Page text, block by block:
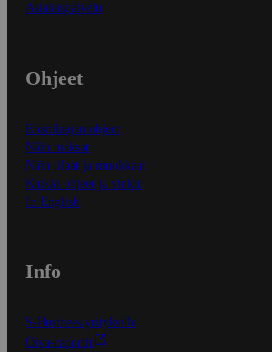
Asiakaspalvelu
Ohjeet
Ensitilaajan ohjeet
Näin maksat
Näin tilaat ja muokkaat
Kaikki ohjeet ja vinkit
In English
Info
S-Business yrityksille
Oiva-raportit